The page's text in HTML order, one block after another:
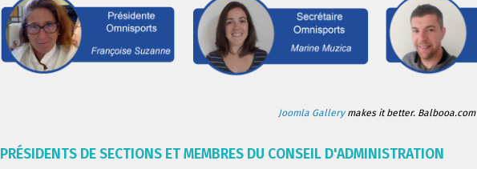
Joomla Gallerymakes it better. Balbooa.com
PRÉSIDENTS DE SECTIONS ET MEMBRES DU CONSEIL D'ADMINISTRATION